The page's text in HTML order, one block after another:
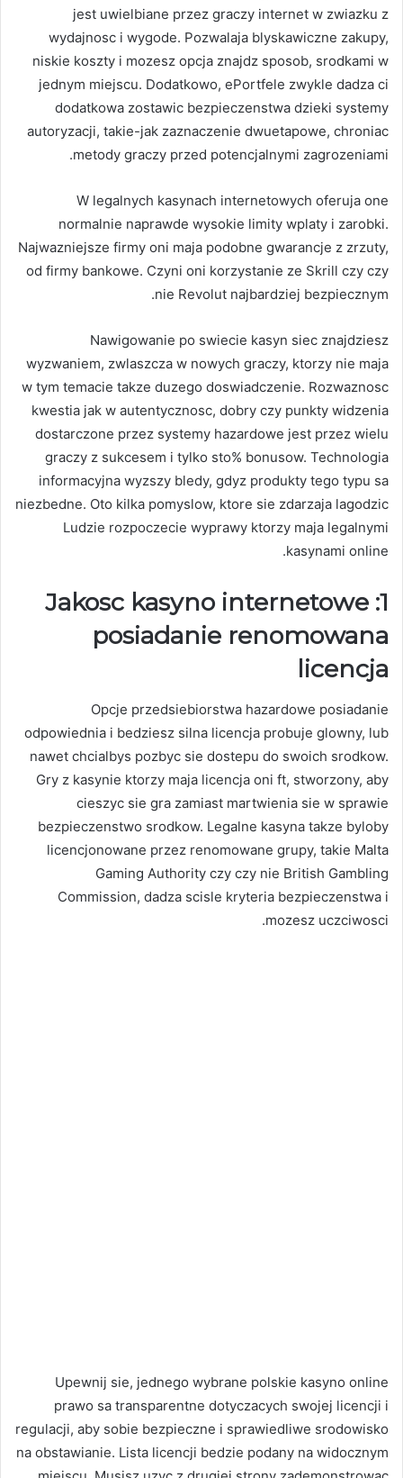
jest uwielbiane przez graczy internet w zwiazku z
wydajnosc i wygode. Pozwalaja blyskawiczne zakupy,
niskie koszty i mozesz opcja znajdz sposob, srodkami w
jednym miejscu. Dodatkowo, ePortfele zwykle dadza ci
dodatkowa zostawic bezpieczenstwa dzieki systemy
autoryzacji, takie-jak zaznaczenie dwuetapowe, chroniac
metody graczy przed potencjalnymi zagrozeniami.
W legalnych kasynach internetowych oferuja one
normalnie naprawde wysokie limity wplaty i zarobki.
Najwazniejsze firmy oni maja podobne gwarancje z zrzuty,
od firmy bankowe. Czyni oni korzystanie ze Skrill czy czy
nie Revolut najbardziej bezpiecznym.
Nawigowanie po swiecie kasyn siec znajdziesz
wyzwaniem, zwlaszcza w nowych graczy, ktorzy nie maja
w tym temacie takze duzego doswiadczenie. Rozwaznosc
kwestia jak w autentycznosc, dobry czy punkty widzenia
dostarczone przez systemy hazardowe jest przez wielu
graczy z sukcesem i tylko sto% bonusow. Technologia
informacyjna wyzszy bledy, gdyz produkty tego typu sa
niezbedne. Oto kilka pomyslow, ktore sie zdarzaja lagodzic
Ludzie rozpoczecie wyprawy ktorzy maja legalnymi
kasynami online.
1: Jakosc kasyno internetowe
posiadanie renomowana
licencja
Opcje przedsiebiorstwa hazardowe posiadanie
odpowiednia i bedziesz silna licencja probuje glowny, lub
nawet chcialbys pozbyc sie dostepu do swoich srodkow.
Gry z kasynie ktorzy maja licencja oni ft, stworzony, aby
cieszyc sie gra zamiast martwienia sie w sprawie
bezpieczenstwo srodkow. Legalne kasyna takze byloby
licencjonowane przez renomowane grupy, takie Malta
Gaming Authority czy czy nie British Gambling
Commission, dadza scisle kryteria bezpieczenstwa i
mozesz uczciwosci.
Upewnij sie, jednego wybrane polskie kasyno online
prawo sa transparentne dotyczacych swojej licencji i
regulacji, aby sobie bezpieczne i sprawiedliwe srodowisko
na obstawianie. Lista licencji bedzie podany na widocznym